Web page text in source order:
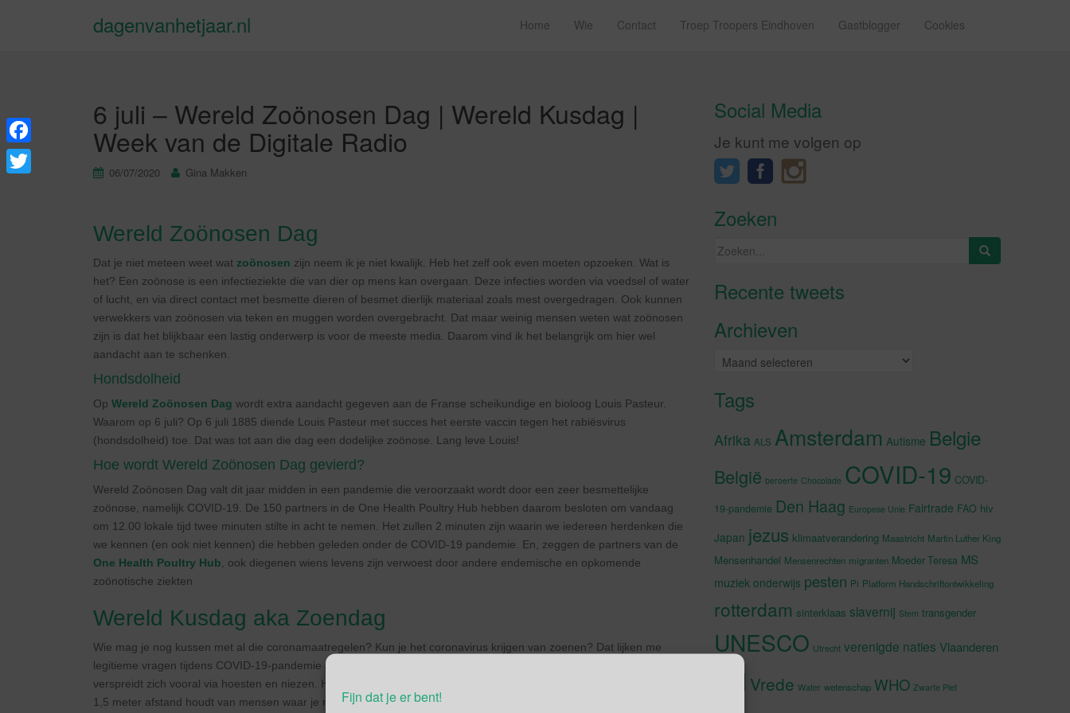
Fijn dat je er bent!
dagenvanhetjaar.nl Home Wie Contact Troep Troopers Eindhoven Gastblogger Cookies
6 juli – Wereld Zoönosen Dag | Wereld Kusdag |
Week van de Digitale Radio
06/07/2020 Gina Makken
Wereld Zoönosen Dag
Dat je niet meteen weet wat zoönosen zijn neem ik je niet kwalijk. Heb het zelf ook even moeten opzoeken. Wat is
het? Een zoönose is een infectieziekte die van dier op mens kan overgaan. Deze infecties worden via voedsel of water
of lucht, en via direct contact met besmette dieren of besmet dierlijk materiaal zoals mest overgedragen. Ook kunnen
verwekkers van zoönosen via teken en muggen worden overgebracht. Dat maar weinig mensen weten wat zoönosen
zijn is dat het blijkbaar een lastig onderwerp is voor de meeste media. Daarom vind ik het belangrijk om hier wel
aandacht aan te schenken.
Hondsdolheid
Op Wereld Zoönosen Dag wordt extra aandacht gegeven aan de Franse scheikundige en bioloog Louis Pasteur.
Waarom op 6 juli? Op 6 juli 1885 diende Louis Pasteur met succes het eerste vaccin tegen het rabiësvirus
(hondsdolheid) toe. Dat was tot aan die dag een dodelijke zoönose. Lang leve Louis!
Hoe wordt Wereld Zoönosen Dag gevierd?
Wereld Zoönosen Dag valt dit jaar midden in een pandemie die veroorzaakt wordt door een zeer besmettelijke
zoönose, namelijk COVID-19. De 150 partners in de One Health Poultry Hub hebben daarom besloten om vandaag
om 12.00 lokale tijd twee minuten stilte in acht te nemen. Het zullen 2 minuten zijn waarin we iedereen herdenken die
we kennen (en ook niet kennen) die hebben geleden onder de COVID-19 pandemie. En, zeggen de partners van de
One Health Poultry Hub , ook diegenen wiens levens zijn verwoest door andere endemische en opkomende
zoönotische ziekten
Wereld Kusdag aka Zoendag
Wie mag je nog kussen met al die coronamaatregelen? Kun je het coronavirus krijgen van zoenen? Dat lijken me
legitieme vragen tijdens COVID-19-pandemie Ja, je kunt het virus krijgen en doorgeven via zoenen. Het coronavirus
verspreidt zich vooral via hoesten en niezen. Het virus zit in je longen, je keel en achter in je neus. De regel is dat je
1,5 meter afstand houdt van mensen waar je niet mee samenwoont. En dus logischerwijs ook niet zoent. Dat geldt
Social Media
Je kunt me volgen op
Zoeken
Zoeken
Recente tweetsKlik om marketing cookies te
Archieven
Archieven
Tags
Afrika ALS Amsterdam Autisme Belgie
België beroerte Chocolade COVID-19 COVID-
19-pandemie Den Haag Europese Unie Fairtrade FAO hiv
Japan jezus klimaatverandering Maastricht Martin Luther King
Mensenhandel Mensenrechten migranten Moeder Teresa MS
muziek onderwijs pesten Pi Platform Handschriftontwikkeling
rotterdam sinterklaas slavernij Stem transgender
UNESCO Utrecht verenigde naties Vlaanderen
VN Vrede Water wetenschap WHO Zwarte Piet
F